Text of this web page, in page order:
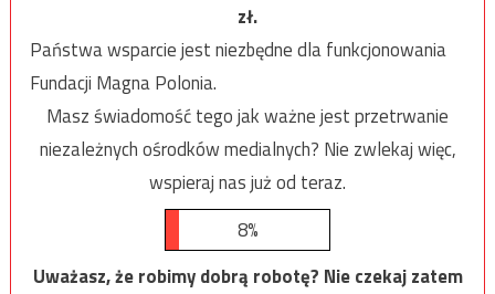
zł.
Państwa wsparcie jest niezbędne dla funkcjonowania
Fundacji Magna Polonia.
Masz świadomość tego jak ważne jest przetrwanie
niezależnych ośrodków medialnych? Nie zwlekaj więc,
wspieraj nas już od teraz.
8%
Uważasz, że robimy dobrą robotę? Nie czekaj zatem